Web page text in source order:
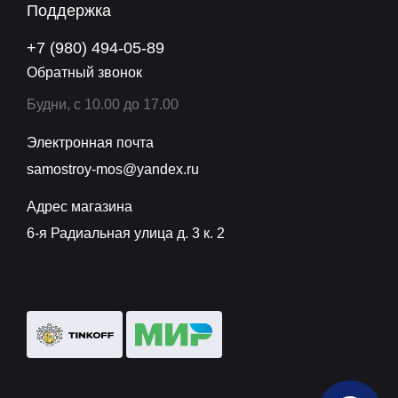
качество и долгосрочную эксплуатацию
Поддержка
+7 (980) 494-05-89
Обратный звонок
Будни, с 10.00 до 17.00
Электронная почта
samostroy-mos@yandex.ru
Адрес магазина
6-я Радиальная улица д. 3 к. 2